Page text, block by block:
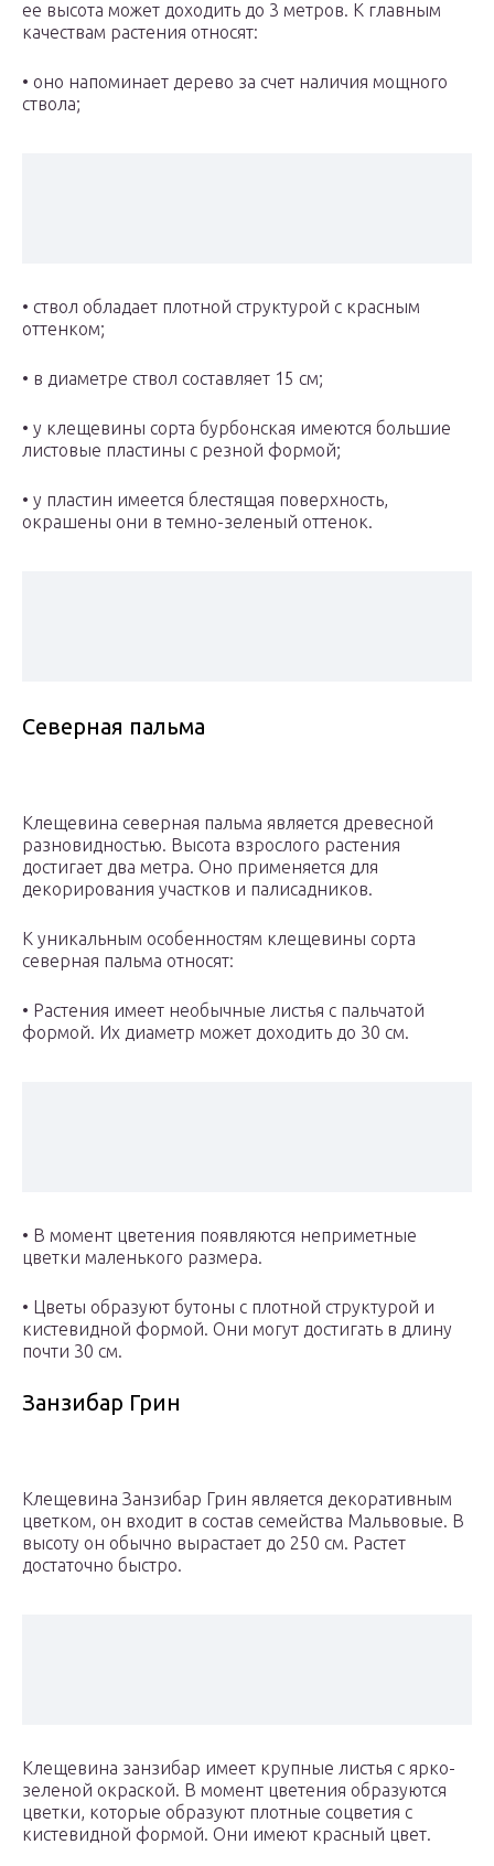
ее высота может доходить до 3 метров. К главным
качествам растения относят:
• оно напоминает дерево за счет наличия мощного
ствола;
• ствол обладает плотной структурой с красным
оттенком;
• в диаметре ствол составляет 15 см;
• у клещевины сорта бурбонская имеются большие
листовые пластины с резной формой;
• у пластин имеется блестящая поверхность,
окрашены они в темно-зеленый оттенок.
Северная пальма
Клещевина северная пальма является древесной
разновидностью. Высота взрослого растения
достигает два метра. Оно применяется для
декорирования участков и палисадников.
К уникальным особенностям клещевины сорта
северная пальма относят:
• Растения имеет необычные листья с пальчатой
формой. Их диаметр может доходить до 30 см.
• В момент цветения появляются неприметные
цветки маленького размера.
• Цветы образуют бутоны с плотной структурой и
кистевидной формой. Они могут достигать в длину
почти 30 см.
Занзибар Грин
Клещевина Занзибар Грин является декоративным
цветком, он входит в состав семейства Мальвовые. В
высоту он обычно вырастает до 250 см. Растет
достаточно быстро.
Клещевина занзибар имеет крупные листья с ярко-
зеленой окраской. В момент цветения образуются
цветки, которые образуют плотные соцветия с
кистевидной формой. Они имеют красный цвет.